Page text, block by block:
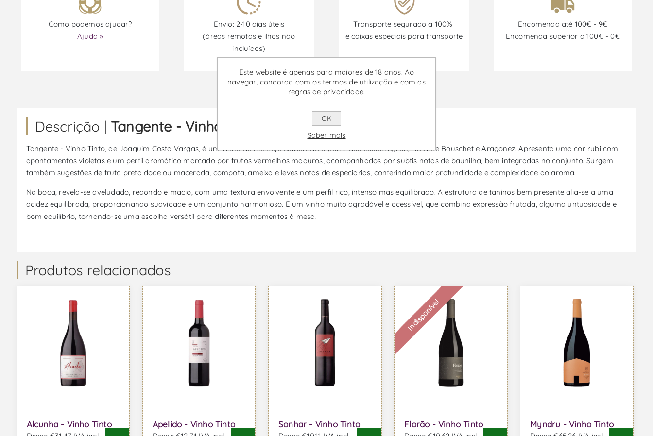
Como podemos ajudar?
Ajuda »
Envio: 2-10 dias úteis
(áreas remotas e ilhas não
incluídas)
Transporte segurado a 100%
e caixas especiais para transporte
Encomenda até 100€ - 9€
Encomenda superior a 100€ - 0€
Promoções disponíveis de 30/06/2026 a 30/09/2026
Descrição | Tangente - Vinho Tinto
Tangente - Vinho Tinto, de Joaquim Costa Vargas, é um vinho do Alentejo elaborado a partir das castas Syrah, Alicante Bouschet e Aragonez. Apresenta uma cor rubi com
apontamentos violetas e um perfil aromático marcado por frutos vermelhos maduros, acompanhados por subtis notas de baunilha, bem integradas no conjunto. Surgem
também sugestões de fruta preta doce ou macerada, compota, ameixa e leves notas de especiarias, conferindo maior profundidade e complexidade ao aroma.
Na boca, revela-se aveludado, redondo e macio, com uma textura envolvente e um perfil rico, intenso mas equilibrado. A estrutura de taninos bem presente alia-se a uma
acidez equilibrada, proporcionando suavidade e um conjunto harmonioso. É um vinho muito agradável e acessível, que combina expressão frutada, alguma untuosidade e
bom equilíbrio, tornando-se uma escolha versátil para diferentes momentos à mesa.
Produtos relacionados
Alcunha - Vinho Tinto Apelido - Vinho Tinto Sonhar - Vinho Tinto
Indisponível
Florão - Vinho Tinto Myndru - Vinho Tinto
Este website é apenas para maiores de 18 anos. Ao
navegar, concorda com os termos de utilização e com as
regras de privacidade.
OK
Saber mais